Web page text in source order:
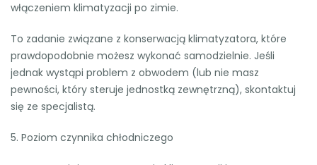
włączeniem klimatyzacji po zimie.
To zadanie związane z konserwacją klimatyzatora, które
prawdopodobnie możesz wykonać samodzielnie. Jeśli
jednak wystąpi problem z obwodem (lub nie masz
pewności, który steruje jednostką zewnętrzną), skontaktuj
się ze specjalistą.
5. Poziom czynnika chłodniczego